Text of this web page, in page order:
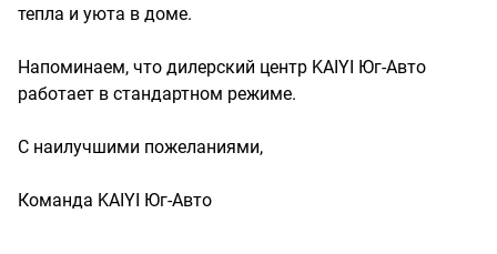
тепла и уюта в доме.
Напоминаем, что дилерский центр KAIYI Юг-Авто
работает в стандартном режиме.
С наилучшими пожеланиями,
Команда KAIYI Юг-Авто